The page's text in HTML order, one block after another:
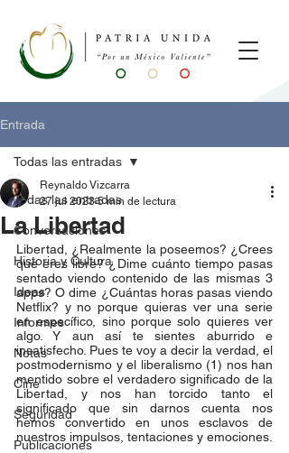
Entrada
Todas las entradas
Conversaciones
Historia y Cultura
Ideas
Informes
Notas
Cine
Seguridad
Publicaciones
Todas las entradas
La Libertad
Reynaldo Vizcarra
27 jul 2023 5 min de lectura
Libertad, ¿Realmente la poseemos? ¿Crees
que eres libre? ¿Dime cuánto tiempo pasas
sentado viendo contenido de las mismas 3
apps? O dime ¿Cuántas horas pasas viendo
Netflix? y no porque quieras ver una serie
en específico, sino porque solo quieres ver
algo. Y aun así te sientes aburrido e
insatisfecho. Pues te voy a decir la verdad, el
postmodernismo y el liberalismo (1) nos han
mentido sobre el verdadero significado de la
Libertad, y nos han torcido tanto el
significado que sin darnos cuenta nos
hemos convertido en unos esclavos de
nuestros impulsos, tentaciones y emociones.